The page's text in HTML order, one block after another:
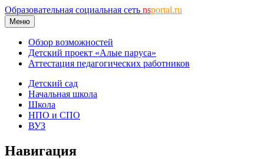
Образовательная социальная сеть nsportal.ru
Меню
Обзор возможностей
Детский проект «Алые паруса»
Аттестация педагогических работников
Детский сад
Начальная школа
Школа
НПО и СПО
ВУЗ
Навигация